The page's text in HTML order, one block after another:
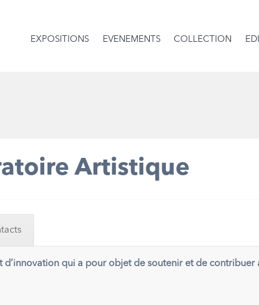
EXPOSITIONS EVENEMENTS COLLECTION
Artistique
d’innovation qui a pour objet de soutenir et de